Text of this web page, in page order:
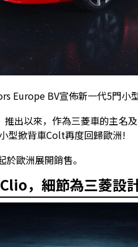
Europe BV宣佈新一代5門小
推出以來，作為三菱車的主名
型掀背車Colt再度回歸歐洲!
歐洲展開銷售。
，細節為三菱設